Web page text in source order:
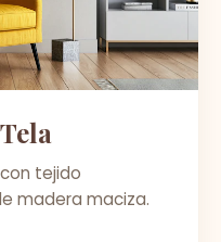
tejido
madera maciza.